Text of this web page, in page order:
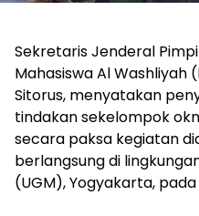
Sekretaris Jenderal
Mahasiswa Al Washliyah
Sitorus, menyatakan
tindakan sekelompok
secara paksa kegiatan
berlangsung di
(UGM), Yogyakarta,